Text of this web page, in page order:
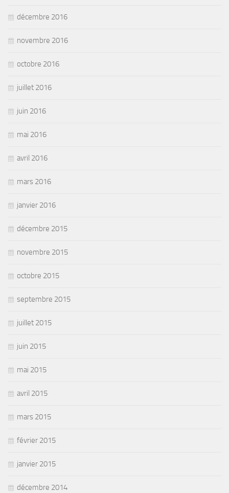
décembre 2016
novembre 2016
octobre 2016
juillet 2016
juin 2016
mai 2016
avril 2016
mars 2016
janvier 2016
décembre 2015
novembre 2015
octobre 2015
septembre 2015
juillet 2015
juin 2015
mai 2015
avril 2015
mars 2015
février 2015
janvier 2015
décembre 2014